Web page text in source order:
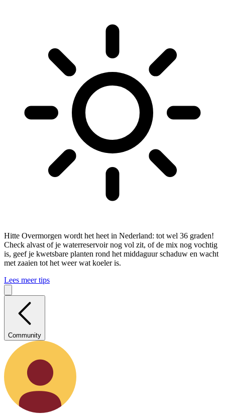
Hitte Overmorgen wordt het heet in Nederland: tot wel 36 graden!
Check alvast of je waterreservoir nog vol zit, of de mix nog vochtig
is, geef je kwetsbare planten rond het middaguur schaduw en wacht
met zaaien tot het weer wat koeler is.
Lees meer tips
Community